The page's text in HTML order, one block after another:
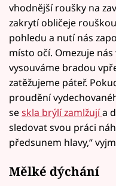
vhodnější roušky na
zakrytí obličeje
pohledu a nutí nás
místo očí. Omezuje
vysouváme bradou
zatěžujeme páteř.
proudění
seskla brýlí zamlžujía
sledovat svou práci
předsunem hlavy,“
Mělké dýchání